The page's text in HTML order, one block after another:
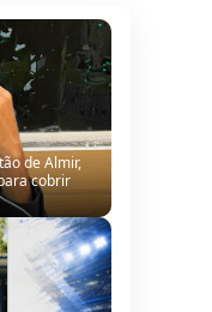
de Almir,
cobrir